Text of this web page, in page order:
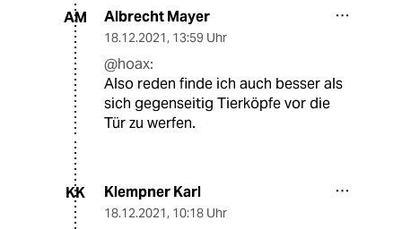
AM Albrecht Mayer
18.12.2021, 13:59 Uhr
@hoax:
Also reden finde ich auch besser als
sich gegenseitig Tierköpfe vor die
Tür zu werfen.
KK Klempner Karl
18.12.2021, 10:18 Uhr